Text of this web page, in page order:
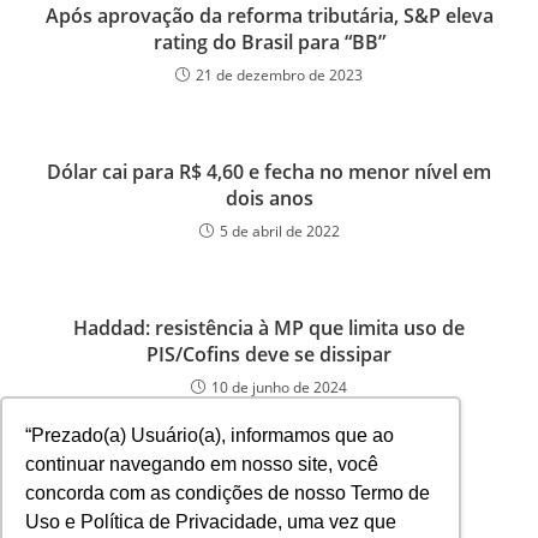
“Prezado(a) Usuário(a), informamos que ao
continuar navegando em nosso site, você
concorda com as condições de nosso Termo de
Uso e Política de Privacidade, uma vez que
Após aprovação da reforma tributária, S&P eleva
rating do Brasil para “BB”
21 de dezembro de 2023
Dólar cai para R$ 4,60 e fecha no menor nível em
dois anos
5 de abril de 2022
Haddad: resistência à MP que limita uso de
PIS/Cofins deve se dissipar
10 de junho de 2024